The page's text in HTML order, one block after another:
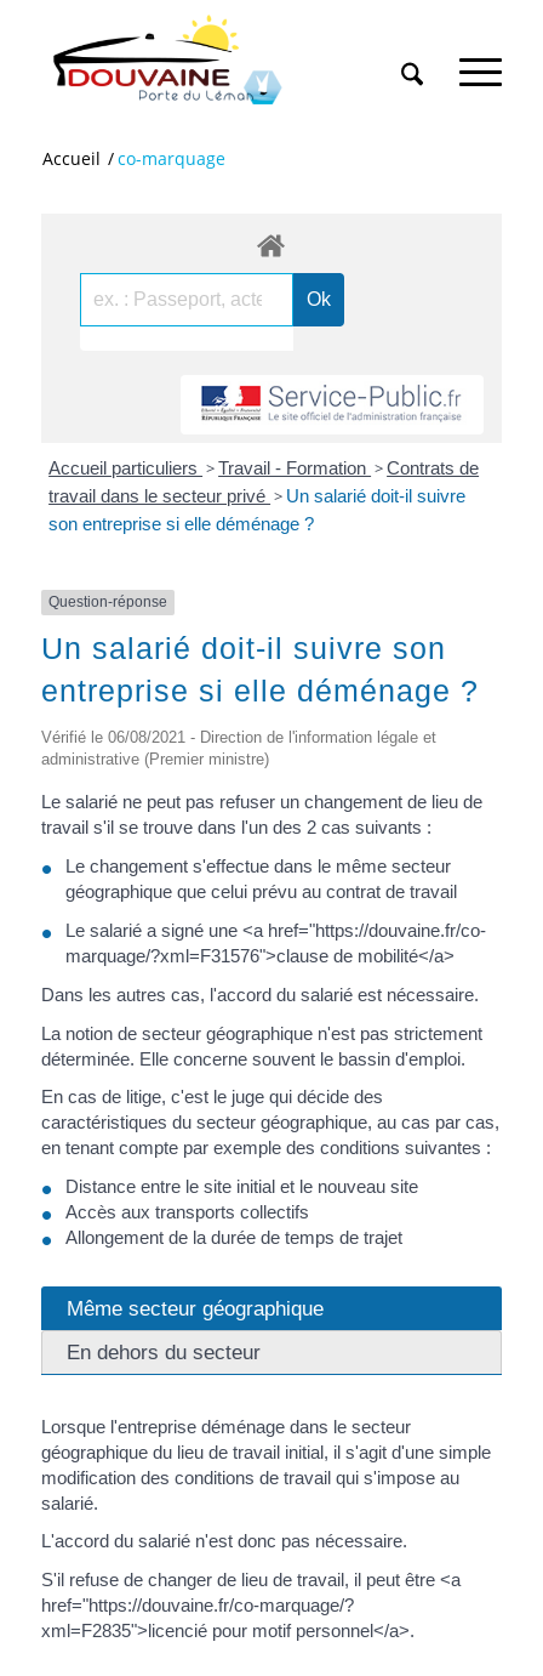
Accueil /co-marquage
Accueil particuliers >Travail - Formation >Contrats de
travail dans le secteur privé > Un salarié doit-il suivre
son entreprise si elle déménage ?
Question-réponse
Un salarié doit-il suivre son
entreprise si elle déménage ?
Vérifié le 06/08/2021 - Direction de l'information légale et
administrative (Premier ministre)
Le salarié ne peut pas refuser un changement de lieu de
travail s'il se trouve dans l'un des 2 cas suivants :
Le changement s'effectue dans le même secteur
géographique que celui prévu au contrat de travail
Le salarié a signé une <a href="https://douvaine.fr/co-
marquage/?xml=F31576">clause de mobilité</a>
Dans les autres cas, l'accord du salarié est nécessaire.
La notion de secteur géographique n'est pas strictement
déterminée. Elle concerne souvent le bassin d'emploi.
En cas de litige, c'est le juge qui décide des
caractéristiques du secteur géographique, au cas par cas,
en tenant compte par exemple des conditions suivantes :
Distance entre le site initial et le nouveau site
Accès aux transports collectifs
Allongement de la durée de temps de trajet
Même secteur géographique
En dehors du secteur
Lorsque l'entreprise déménage dans le secteur
géographique du lieu de travail initial, il s'agit d'une simple
modification des conditions de travail qui s'impose au
salarié.
L'accord du salarié n'est donc pas nécessaire.
S'il refuse de changer de lieu de travail, il peut être <a
href="https://douvaine.fr/co-marquage/?
xml=F2835">licencié pour motif personnel</a>.